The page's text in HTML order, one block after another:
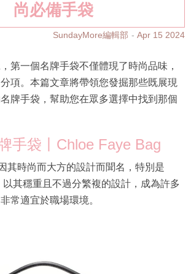
尚必備手袋
SundayMore編輯部 Apr 15 2024
第一個名牌手袋不僅體現了時尚品味，
項。本篇文章將帶領您發掘那些既展現
牌手袋，幫助您在眾多選擇中找到那個
手袋丨Chloe Faye Bag
其時尚而大方的設計而聞名，特別是
其穩重且不過分繁複的設計，成為許多
常適宜於職場環境。